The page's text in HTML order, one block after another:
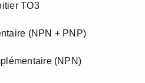
TO3
(NPN + PNP)
(NPN)